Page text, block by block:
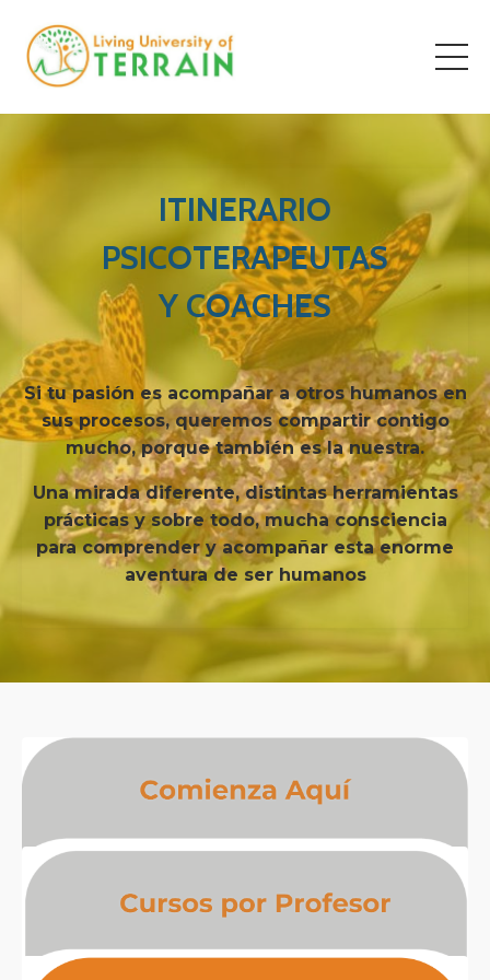
ITINERARIO
PSICOTERAPEUTAS
Y COACHES
Si tu pasión es acompañar a otros humanos en
sus procesos, queremos compartir contigo
mucho, porque también es la nuestra.
Una mirada diferente, distintas herramientas
prácticas y sobre todo, mucha consciencia
para comprender y acompañar esta enorme
aventura de ser humanos